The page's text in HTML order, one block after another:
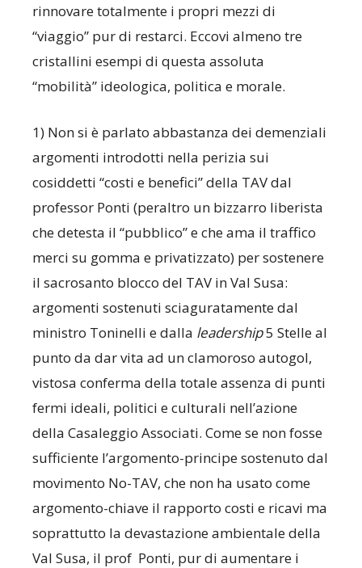
rinnovare totalmente i propri mezzi di
“viaggio” pur di restarci. Eccovi almeno tre
cristallini esempi di questa assoluta
“mobilità” ideologica, politica e morale.
1) Non si è parlato abbastanza dei demenziali
argomenti introdotti nella perizia sui
cosiddetti “costi e benefici” della TAV dal
professor Ponti (peraltro un bizzarro liberista
che detesta il “pubblico” e che ama il traffico
merci su gomma e privatizzato) per sostenere
il sacrosanto blocco del TAV in Val Susa:
argomenti sostenuti sciaguratamente dal
ministro Toninelli e dalla leadership5 Stelle al
punto da dar vita ad un clamoroso autogol,
vistosa conferma della totale assenza di punti
fermi ideali, politici e culturali nell’azione
della Casaleggio Associati. Come se non fosse
sufficiente l’argomento-principe sostenuto dal
movimento No-TAV, che non ha usato come
argomento-chiave il rapporto costi e ricavi ma
soprattutto la devastazione ambientale della
Val Susa, il prof Ponti, pur di aumentare i